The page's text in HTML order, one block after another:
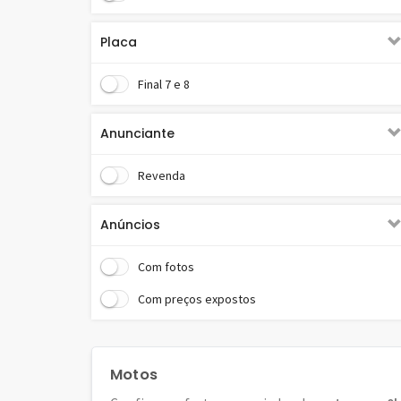
Placa
Final 7 e 8
Anunciante
Revenda
Anúncios
Com fotos
Com preços expostos
Motos